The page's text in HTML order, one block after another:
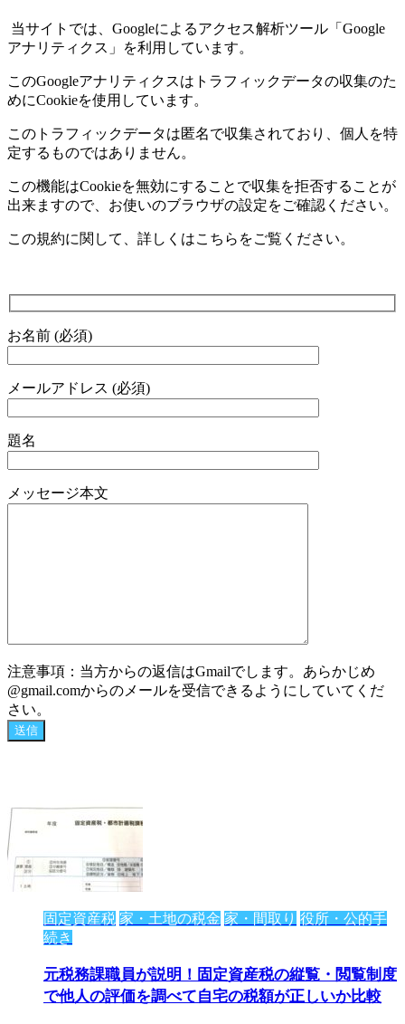
当サイトでは、 Googleによるアクセス解析ツール「 Google
アナリティクス」を利用しています。
このGoogleアナリティクスはトラフィックデータの収集のた
めにCookieを使用しています。
このトラフィックデータは匿名で収集されており、個人を特
定するものではありません。
この機能はCookieを無効にすることで収集を拒否することが
出来ますので、お使いのブラウザの設定をご確認ください。
この規約に関して、詳しくはこちらをご覧ください。
お名前 (必須)
メールアドレス (必須)
題名
メッセージ本文
注意事項：当方からの返信はGmailでします。あらかじめ
@gmail.comからのメールを受信できるようにしていてくだ
さい。
固定資産税 家・土地の税金 家・間取り 役所・公的手
続き
元税務課職員が説明！固定資産税の縦覧・閲覧制度
で他人の評価を調べて自宅の税額が正しいか比較